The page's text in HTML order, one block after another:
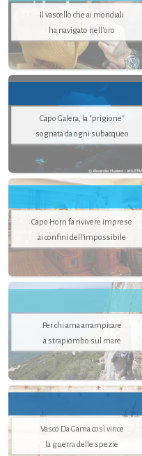
Il vascello che ai mondiali
ha navigato nell’oro
Capo Galera, la "prigione"
sognata da ogni subacqueo
Capo Horn fa rivivere imprese
ai confini dell’impossibile
Per chi ama arrampicare
a strapiombo sul mare
Vasco Da Gama così vince
la guerra delle spezie